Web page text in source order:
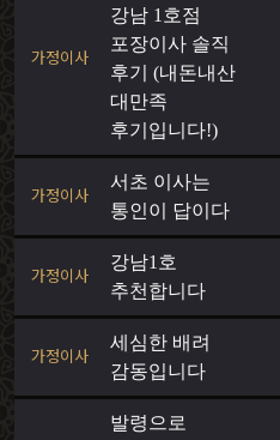
가정이사
강남 1호점
포장이사 솔직
후기 (내돈내산
대만족
후기입니다!)
가정이사
서초 이사는
통인이 답이다
가정이사
강남1호
추천합니다
가정이사
세심한 배려
감동입니다
발령으로